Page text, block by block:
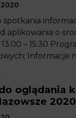
aplikowania o
13:00 – 15:30
Informacje
oglądania